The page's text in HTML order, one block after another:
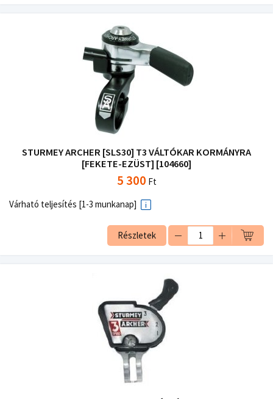
STURMEY ARCHER [SLS30] T3 VÁLTÓKAR KORMÁNYRA
[FEKETE-EZÜST] [104660]
5 300 Ft
Várható teljesítés [1-3 munkanap]
Részletek